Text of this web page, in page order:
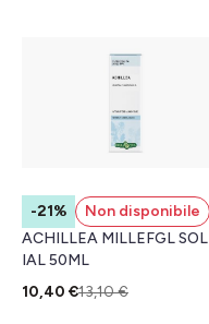
-21%
Non disponibile
ACHILLEA MILLEFGL SOL
IAL 50ML
10,40 €13,10 €